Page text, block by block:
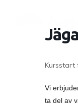
Kursstart
Vi
ta del av